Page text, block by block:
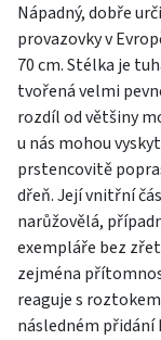
Nápadný, dobře
provazovky v
70 cm. Stélka je
tvořená velmi
rozdíl od většiny
u nás mohou
prstencovitě
dřeň. Její vnitřní
narůžovělá,
exempláře bez
zejména
reaguje s
následném přidání